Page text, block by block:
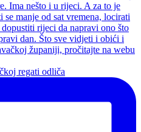
regati odliča